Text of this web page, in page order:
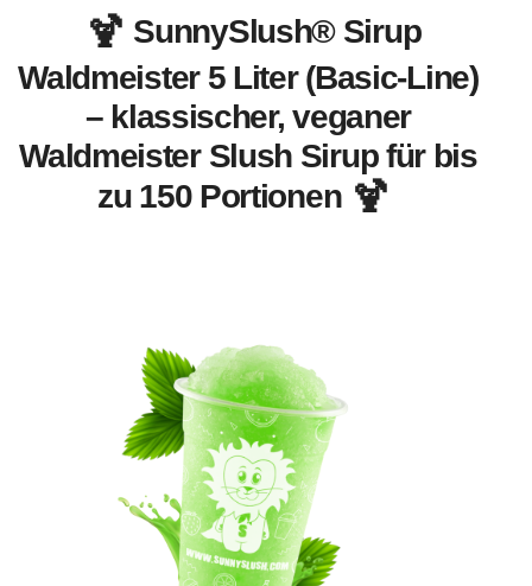
SunnySlush® Sirup
Waldmeister 5 Liter (Basic-Line)
– klassischer, veganer
Waldmeister Slush Sirup für bis
zu 150 Portionen